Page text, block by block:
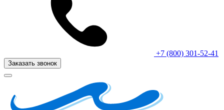
+7 (800) 301-52-41
Заказать звонок